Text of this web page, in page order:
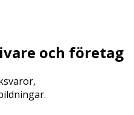
och företag